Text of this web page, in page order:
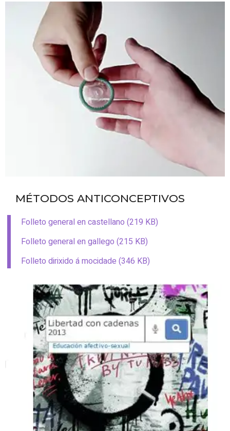
MÉTODOS ANTICONCEPTIVOS
Folleto general en castellano (219 KB)
Folleto general en gallego (215 KB)
Folleto dirixido á mocidade (346 KB)